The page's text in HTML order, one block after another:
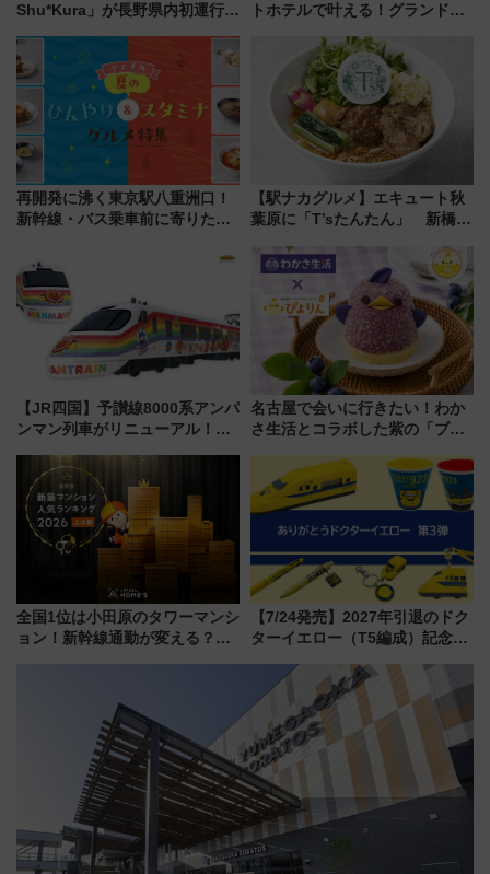
Shu*Kura」が長野県内初運行！
別企画
トホテルで叶える！グランドプ
ディング＆カジュアルパーティ
ープラン
再開発に沸く東京駅八重洲口！
新幹線・バス乗車前に寄りたい
やり＆スタミナグルメ」6選【新
店舗も！】
【駅ナカグルメ】エキュート秋
葉原に「T’sたんたん」 新橋に
饅」、オムライス専門店「肉と
たまご」新グルメ続々登場！
【2026年8月】
【JR四国】予讃線8000系アンパ
ンマン列車がリニューアル！内
今年12月
名古屋で会いに行きたい！わか
さ生活とコラボした紫の「ブル
全国1位は小田原のタワーマンシ
ョン！新幹線通勤が変える？
【7/24発売】2027年引退のドク
ターイエロー（T5編成）記念グ
送の目覚まし時計など通販・販
売店舗まとめ